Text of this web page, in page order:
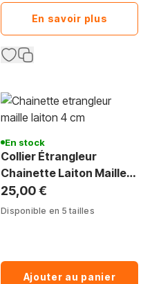
En savoir plus
En stock
Collier Étrangleur
Chainette Laiton Maille
4cm : Expo Canine &
Éducation
25,00 €
Disponible en 5 tailles
Ajouter au panier